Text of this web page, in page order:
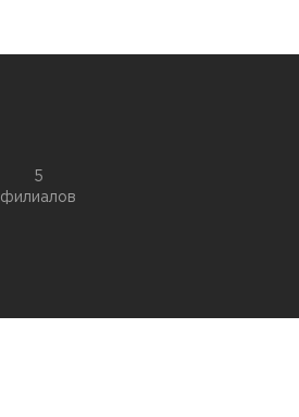
5
филиалов